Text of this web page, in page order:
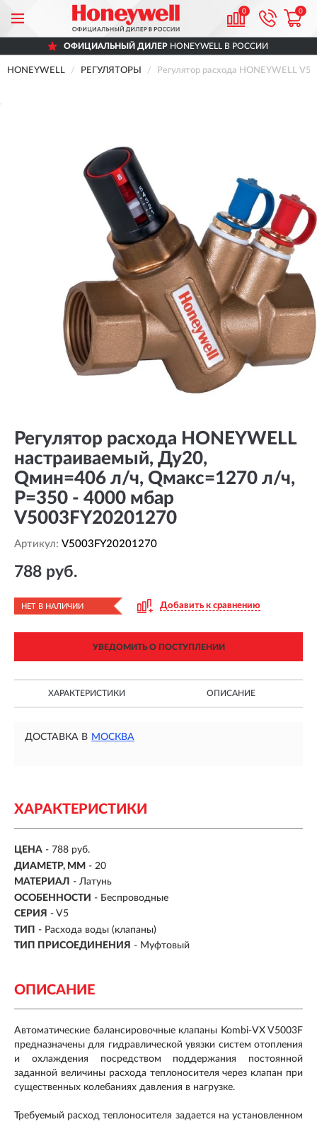
0 0
ОФИЦИАЛЬНЫЙ ДИЛЕР HONEYWELL В РОССИИ
HONEYWELL РЕГУЛЯТОРЫ Регулятор расхода HONEYWELL
Регулятор расхода HONEYWELL
настраиваемый, Ду20,
Qмин=406 л/ч, Qмакс=1270 л/ч,
P=350 - 4000 мбар
V5003FY20201270
Артикул: V5003FY20201270
788 руб.
НЕТ В НАЛИЧИИ Добавить к сравнению
УВЕДОМИТЬ О ПОСТУПЛЕНИИ
ХАРАКТЕРИСТИКИ ОПИСАНИЕ
ДОСТАВКА В МОСКВА
ХАРАКТЕРИСТИКИ
ЦЕНА - 788 руб.
ДИАМЕТР, ММ - 20
МАТЕРИАЛ - Латунь
ОСОБЕННОСТИ - Беспроводные
СЕРИЯ - V5
ТИП - Расхода воды (клапаны)
ТИП ПРИСОЕДИНЕНИЯ - Муфтовый
ОПИСАНИЕ
Автоматические балансировочные клапаны Kombi-VX V5003F
предназначены для гидравлической увязки систем отопления
и охлаждения посредством поддержания постоянной
заданной величины расхода теплоносителя через клапан при
существенных колебаниях давления в нагрузке.
Требуемый расход теплоносителя задается на установленном